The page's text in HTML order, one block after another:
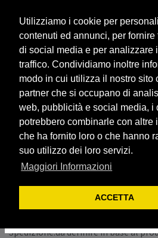
Utilizziamo i cookie per
contenuti ed annunci, per fornire
di social media e per analizzare
traffico. Condividiamo inoltre
modo in cui utilizza il nostro sito
partner che si occupano di
web, pubblicità e social media, i
potrebbero combinarle con altre
che ha fornito loro o che hanno
suo utilizzo dei loro servizi.
Maggiori Informazioni
ACCETTA
FC PACKSDI05 ( 500
N° di fatture attive e/o Passive
da utilizzare entro il 31 dicembre
I prezzi visualizzati sono ESCLUSA
Spedizione:da definire in base al
La nostra priorità è il
privacy.
Utilizziamo i cookie per fornirti
esperienza utente.
Vengono usati per
tue abitudini nel nostro sito
la migliore esperienza e a
viene visualizzato.
Con un clic sul banner fornisci
raccolta dei dati.
Accetto
Politica sui